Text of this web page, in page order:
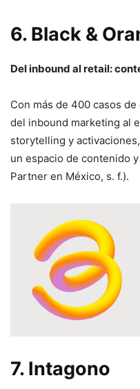
6. Black &
Del inbound al retail:
Con más de 400 casos
del inbound marketing al
storytelling y
un espacio de contenido
Partner en México, s. f.).
7. Intagono